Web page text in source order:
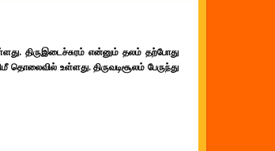
திருஇடைச்சுரம் என்னும் தலம் தற்போது
தொலைவில் உள்ளது. திருவடிசூலம் பேருந்து